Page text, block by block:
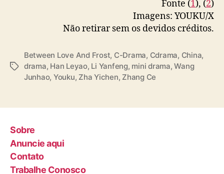
n
o
s
t
Fonte (1), (2)
Imagens: YOUKU/X
Não retirar sem os devidos créditos.
T
Between Love And Frost, C-Drama, Cdrama, China,
drama, Han Leyao, Li Yanfeng, mini drama,Wang
Junhao, Youku, Zha Yichen, Zhang Ce
Sobre
Anuncie aqui
Contato
Trabalhe Conosco